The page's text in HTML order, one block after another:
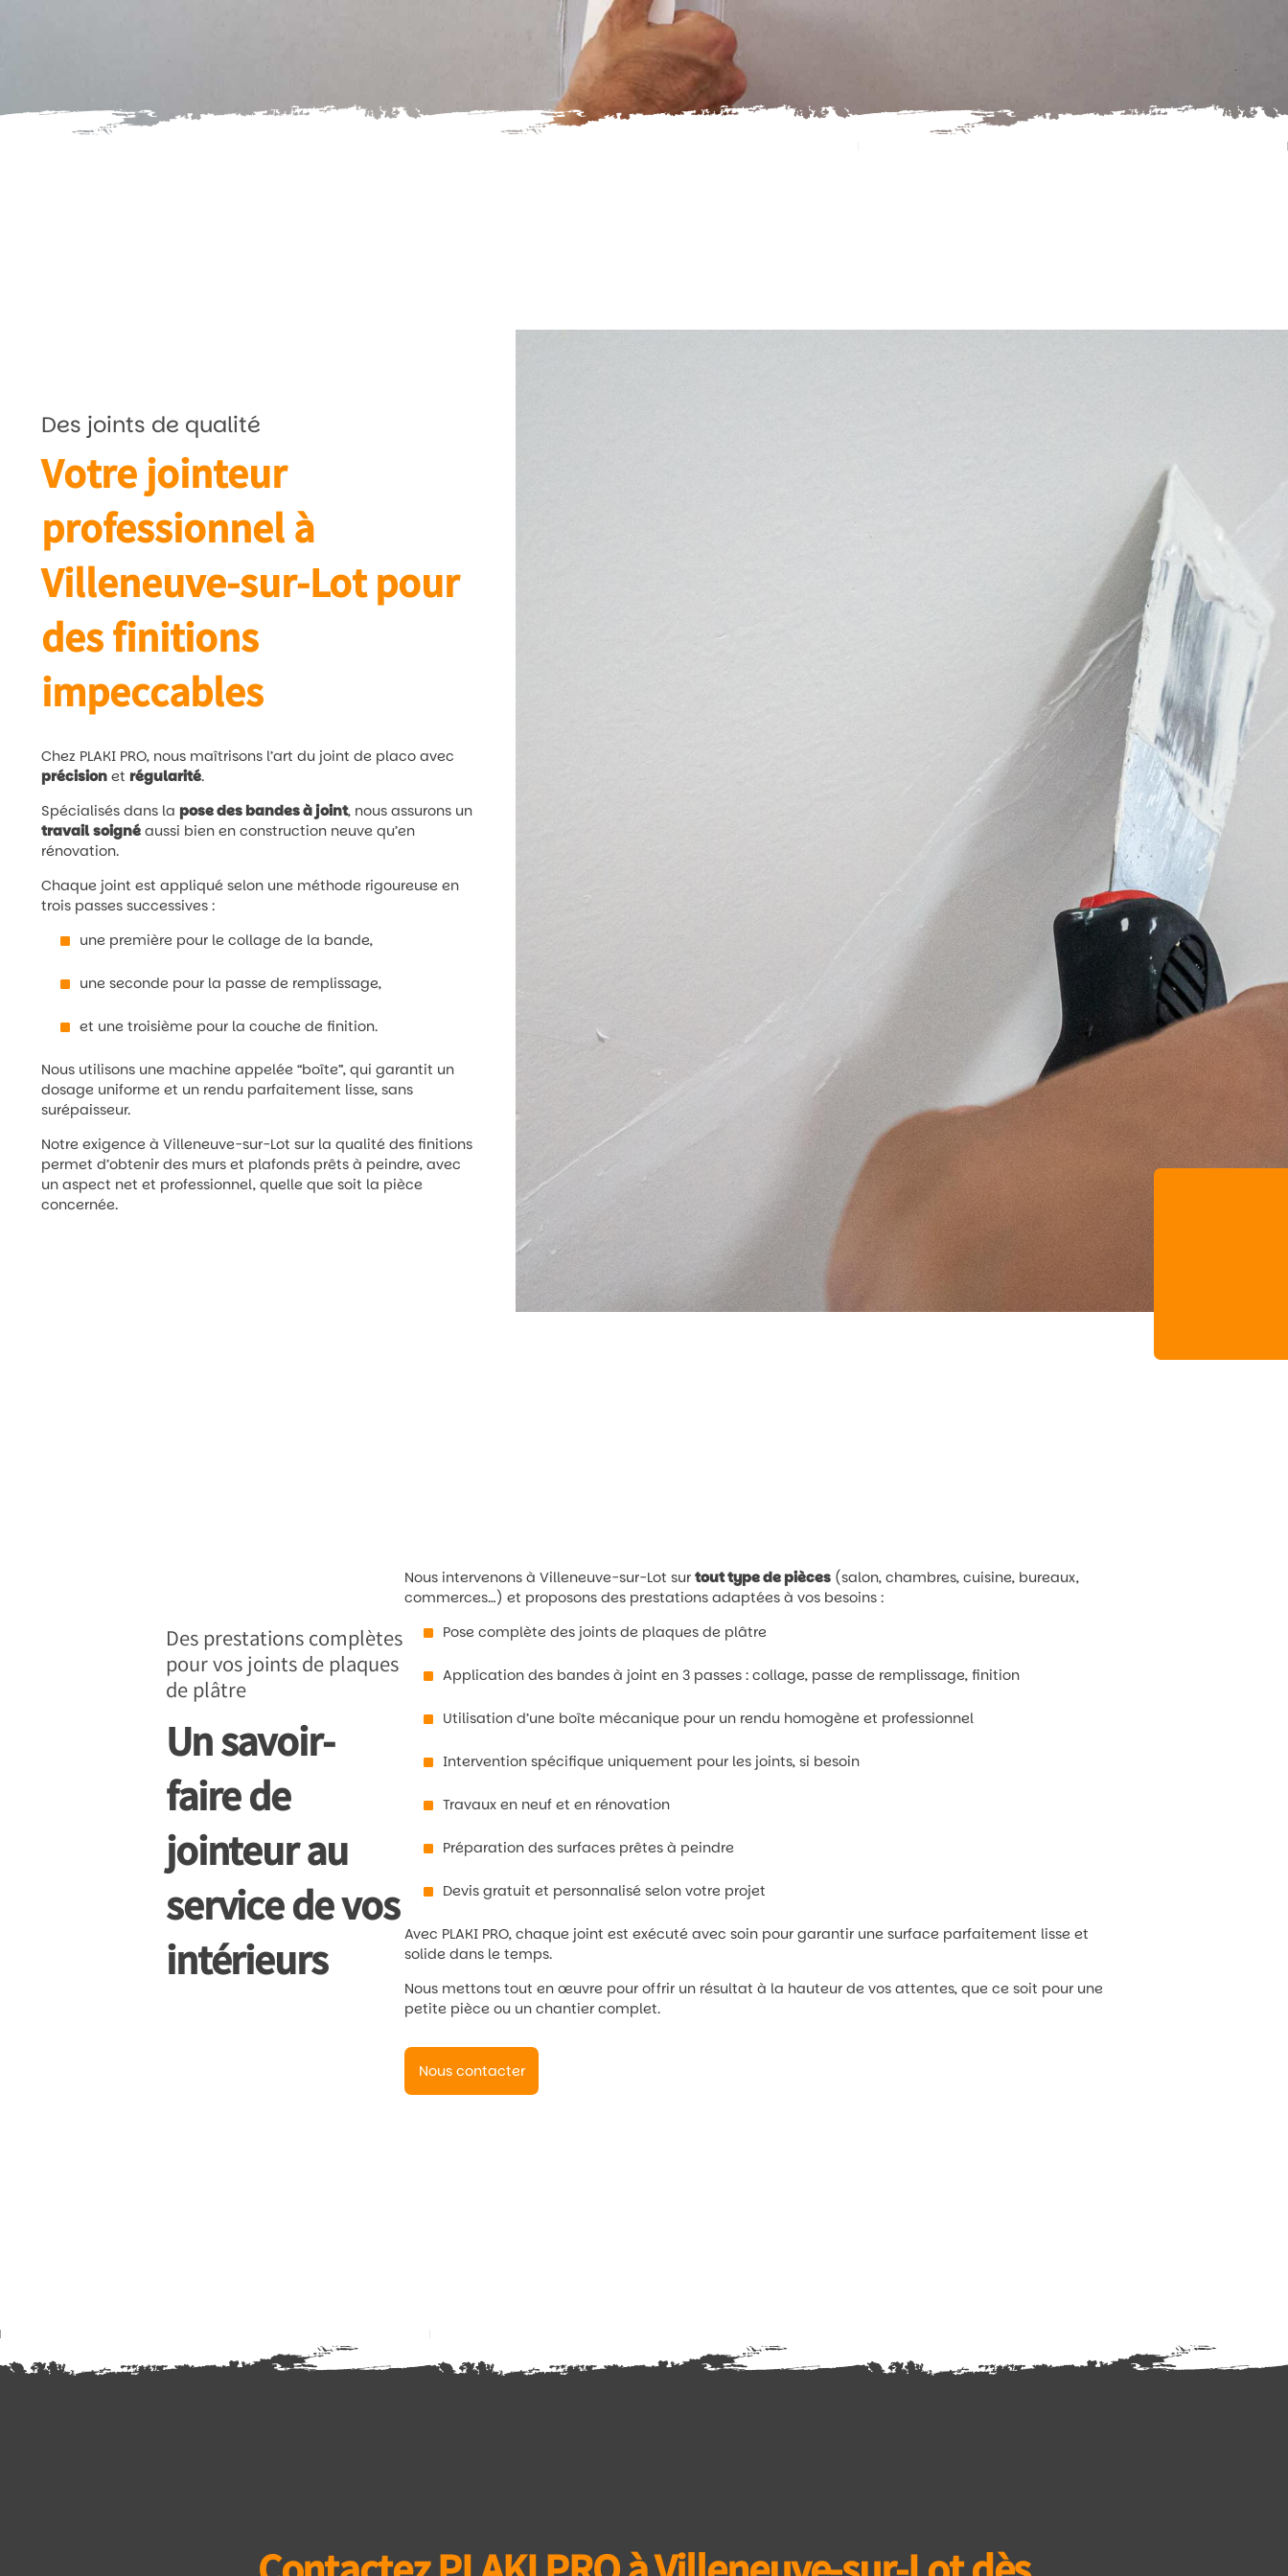
Des joints de qualité
Votre jointeur
professionnel à
Villeneuve-sur-Lot pour
des finitions
impeccables
Chez PLAKI PRO, nous maîtrisons l’art du joint de placo avec
précision et régularité.
Spécialisés dans la pose des bandes à joint, nous assurons un
travail soigné aussi bien en construction neuve qu’en
rénovation.
Chaque joint est appliqué selon une méthode rigoureuse en
trois passes successives :
une première pour le collage de la bande,
une seconde pour la passe de remplissage,
et une troisième pour la couche de finition.
Nous utilisons une machine appelée “boîte”, qui garantit un
dosage uniforme et un rendu parfaitement lisse, sans
surépaisseur.
Notre exigence à Villeneuve-sur-Lot sur la qualité des finitions
permet d’obtenir des murs et plafonds prêts à peindre, avec
un aspect net et professionnel, quelle que soit la pièce
concernée.
Des prestations complètes
pour vos joints de plaques
de plâtre
Un savoir-
faire de
jointeur au
service de vos
intérieurs
Nous intervenons à Villeneuve-sur-Lot surtout type de pièces (salon, chambres, cuisine, bureaux,
commerces…) et proposons des prestations adaptées à vos besoins :
Pose complète des joints de plaques de plâtre
Application des bandes à joint en 3 passes : collage, passe de remplissage, finition
Utilisation d’une boîte mécanique pour un rendu homogène et professionnel
Intervention spécifique uniquement pour les joints, si besoin
Travaux en neuf et en rénovation
Préparation des surfaces prêtes à peindre
Devis gratuit et personnalisé selon votre projet
Avec PLAKI PRO, chaque joint est exécuté avec soin pour garantir une surface parfaitement lisse et
solide dans le temps.
Nous mettons tout en œuvre pour offrir un résultat à la hauteur de vos attentes, que ce soit pour une
petite pièce ou un chantier complet.
Nous contacter